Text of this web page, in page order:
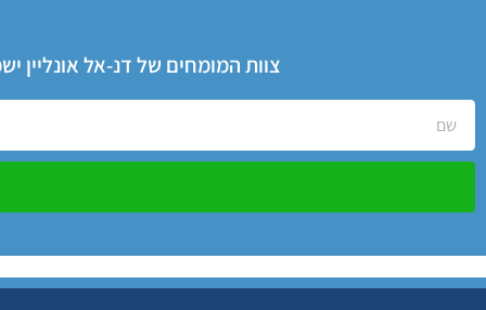
צוות המומחים של דנ-אל אונליין